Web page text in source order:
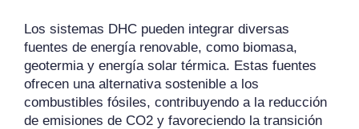
Los sistemas DHC pueden integrar diversas
fuentes de energía renovable, como biomasa,
geotermia y energía solar térmica. Estas fuentes
ofrecen una alternativa sostenible a los
combustibles fósiles, contribuyendo a la reducción
de emisiones de CO2 y favoreciendo la transición